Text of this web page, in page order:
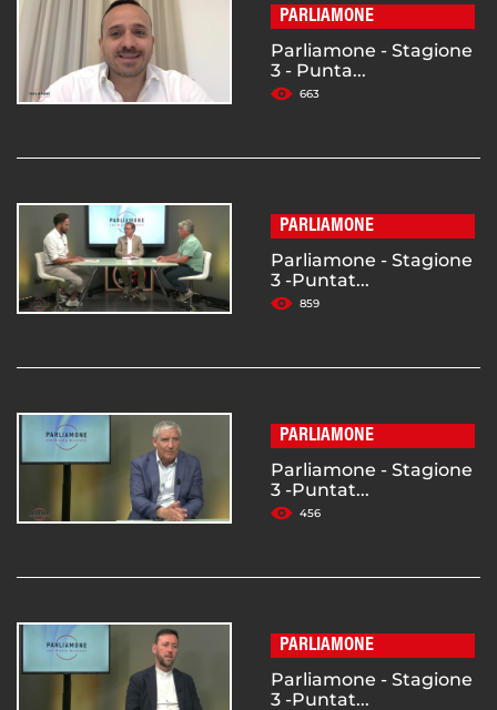
PARLIAMONE
Parliamone - Stagione
3 - Punta...
663
PARLIAMONE
Parliamone - Stagione
3 -Puntat...
859
PARLIAMONE
Parliamone - Stagione
3 -Puntat...
456
PARLIAMONE
Parliamone - Stagione
3 -Puntat...